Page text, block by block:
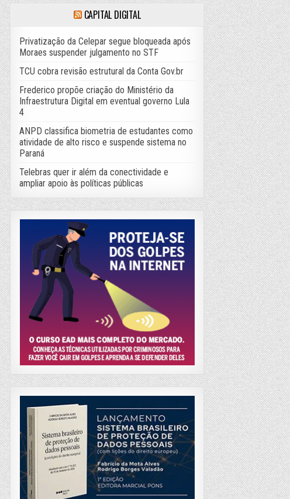
CAPITAL DIGITAL
Privatização da Celepar segue bloqueada após
Moraes suspender julgamento no STF
TCU cobra revisão estrutural da Conta Gov.br
Frederico propõe criação do Ministério da
Infraestrutura Digital em eventual governo Lula
4
ANPD classifica biometria de estudantes como
atividade de alto risco e suspende sistema no
Paraná
Telebras quer ir além da conectividade e
ampliar apoio às políticas públicas